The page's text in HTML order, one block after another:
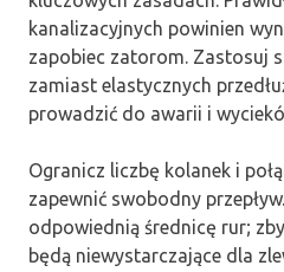
kanalizacyjnych powinien
zapobiec zatorom. Zastosuj
zamiast elastycznych
prowadzić do awarii i
Ogranicz liczbę kolanek i
zapewnić swobodny
odpowiednią średnicę rur;
będą niewystarczające dla